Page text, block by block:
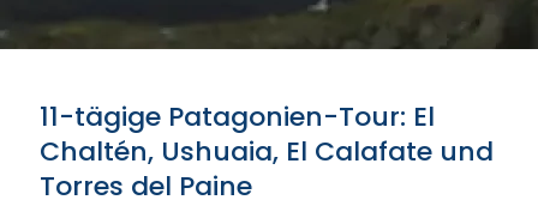
11-tägige Patagonien-Tour: El
Chaltén, Ushuaia, El Calafate und
Torres del Paine